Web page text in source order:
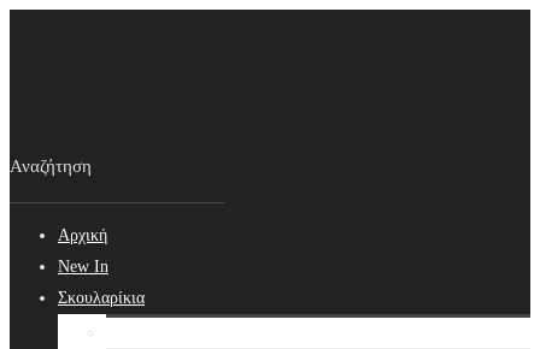
Αρχική
New In
Σκουλαρίκια